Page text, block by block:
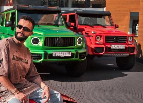
РФ объявило в
блогера Гусейна Гасанова.
уголовное дело о
преступных
размере. В тот же день
.
ЛЮДЕЙ ДЕНЬГИ
МВД